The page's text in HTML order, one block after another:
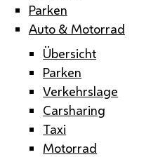
Parken
Auto & Motorrad
Übersicht
Parken
Verkehrslage
Carsharing
Taxi
Motorrad